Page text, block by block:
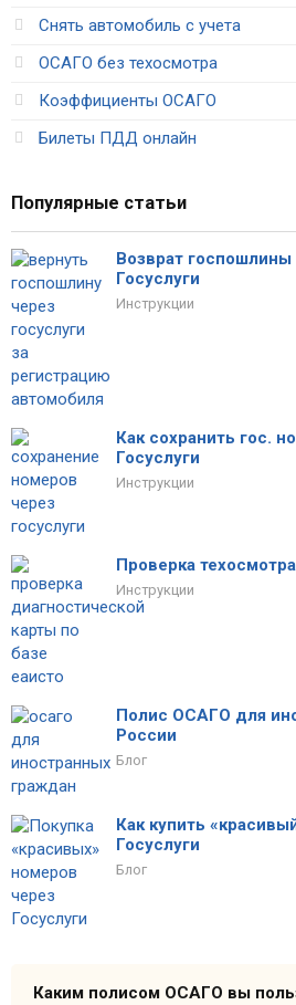
Снять автомобиль с учета
ОСАГО без техосмотра
Коэффициенты ОСАГО
Билеты ПДД онлайн
Популярные статьи
Возврат
Госуслуги
Инструкции
Как сохранить гос.
Госуслуги
Инструкции
Проверка
Инструкции
Полис ОСАГО для
России
Блог
Как купить
Госуслуги
Блог
Каким полисом ОСАГО вы